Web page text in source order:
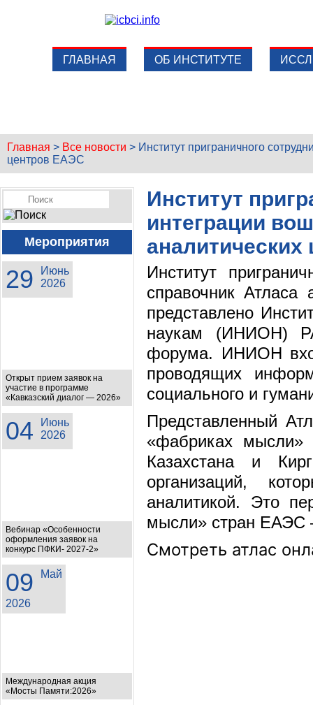
ГЛАВНАЯ ОБ ИНСТИТУТЕ
Главная > Все новости > Институт приграничного
центров ЕАЭС
Мероприятия
29
Июнь
2026
Открыт прием заявок на
участие в программе
«Кавказский диалог — 2026»
04
Июнь
2026
Вебинар «Особенности
оформления заявок на
конкурс ПФКИ- 2027-2»
09 Май
2026
Международная акция
«Мосты Памяти:2026»
Институт
интеграции
Институт
справочник
представлено
наукам (ИНИОН)
форума. ИНИОН
проводящих
социального и
Представленный
«фабриках мысли»
Казахстана и
организаций,
аналитикой. Это
мысли» стран ЕАЭС
Смотреть атлас